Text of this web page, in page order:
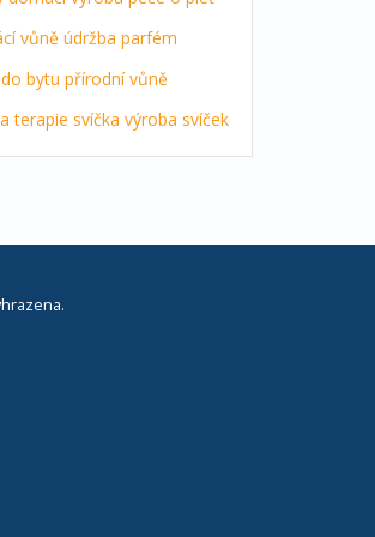
vůně údržba parfém
bytu přírodní vůně
terapie svíčka výroba svíček